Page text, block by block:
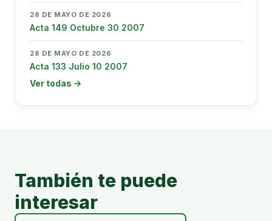
28 DE MAYO DE 2026
Acta 149 Octubre 30 2007
28 DE MAYO DE 2026
Acta 133 Julio 10 2007
Ver todas →
También te puede
interesar